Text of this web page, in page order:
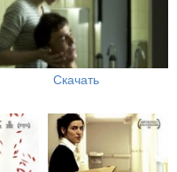
Скачать